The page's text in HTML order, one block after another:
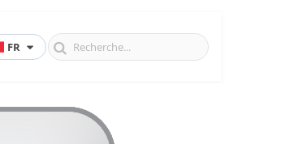
FR
a été testé à l'aide d'une
ont révélé que le modèle